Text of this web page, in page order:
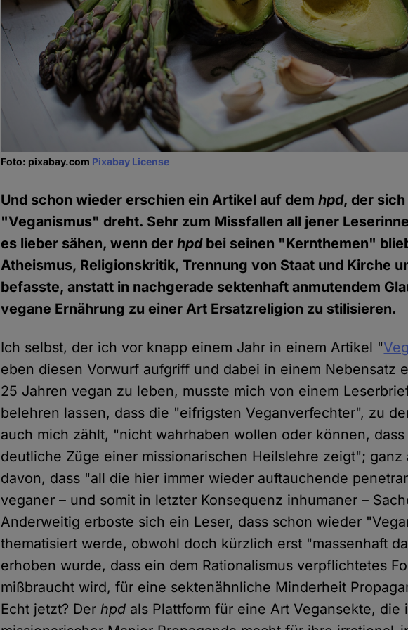
Foto: pixabay.com Pixabay License
Und schon wieder erschien ein Artikel auf demhpd, der
"Veganismus" dreht. Sehr zum Missfallen all jener
es lieber sähen, wenn derhpdbei seinen "Kernthemen"
Atheismus, Religionskritik, Trennung von Staat und Kirche
befasste, anstatt in nachgerade sektenhaft anmutendem
vegane Ernährung zu einer Art Ersatzreligion zu stilisieren.
Ich selbst, der ich vor knapp einem Jahr in einem Artikel "
eben diesen Vorwurf aufgriff und dabei in einem Nebensatz
25 Jahren vegan zu leben, musste mich von einem
belehren lassen, dass die "eifrigsten Veganverfechter", zu
auch mich zählt, "nicht wahrhaben wollen oder können,
deutliche Züge einer missionarischen Heilslehre zeigt"; ganz
davon, dass "all die hier immer wieder auftauchende
veganer – und somit in letzter Konsequenz inhumaner –
Anderweitig erboste sich ein Leser, dass schon wieder
thematisiert werde, obwohl doch kürzlich erst "massenhaft
erhoben wurde, dass ein dem Rationalismus verpflichtetes
mißbraucht wird, für eine sektenähnliche Minderheit
Echt jetzt? Derhpd als Plattform für eine Art Vegansekte, die